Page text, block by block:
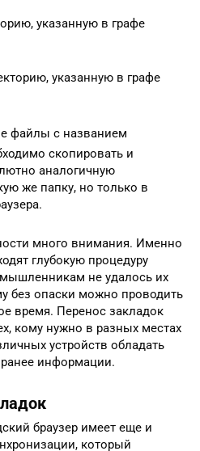
указанную в графе
указанную в графе
файлы с названием
скопировать и
аналогичную
же папку, но только в
много внимания. Именно
глубокую процедуру
не удалось их
без опаски можно проводить
время. Перенос закладок
кому нужно в разных местах
устройств обладать
информации.
браузер имеет еще и
который